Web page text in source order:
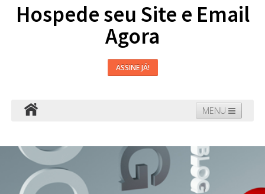
Hospede seu Site e Email
Agora
ASSINE JÁ!
MENU
Domínios Blog Suporte